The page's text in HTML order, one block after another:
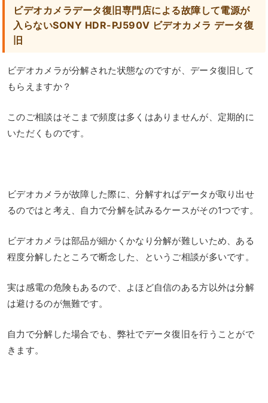
ビデオカメラデータ復旧専門店による故障して電源が
入らないSONY HDR-PJ590V ビデオカメラ データ復
旧
ビデオカメラが分解された状態なのですが、データ復旧して
もらえますか？
このご相談はそこまで頻度は多くはありませんが、定期的に
いただくものです。
ビデオカメラが故障した際に、分解すればデータが取り出せ
るのではと考え、自力で分解を試みるケースがその1つです。
ビデオカメラは部品が細かくかなり分解が難しいため、ある
程度分解したところで断念した、というご相談が多いです。
実は感電の危険もあるので、よほど自信のある方以外は分解
は避けるのが無難です。
自力で分解した場合でも、弊社でデータ復旧を行うことがで
きます。